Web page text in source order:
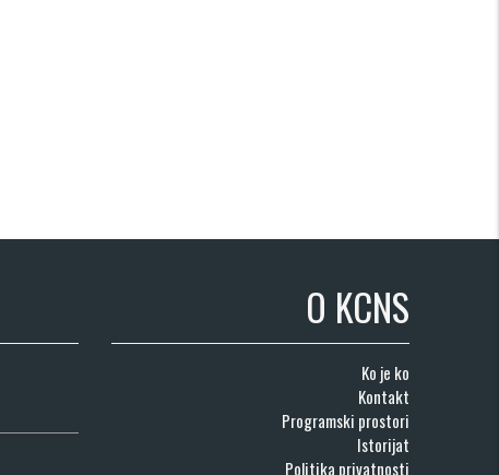
O KCNS
Ko je ko
Kontakt
Programski prostori
Istorijat
Politika privatnosti